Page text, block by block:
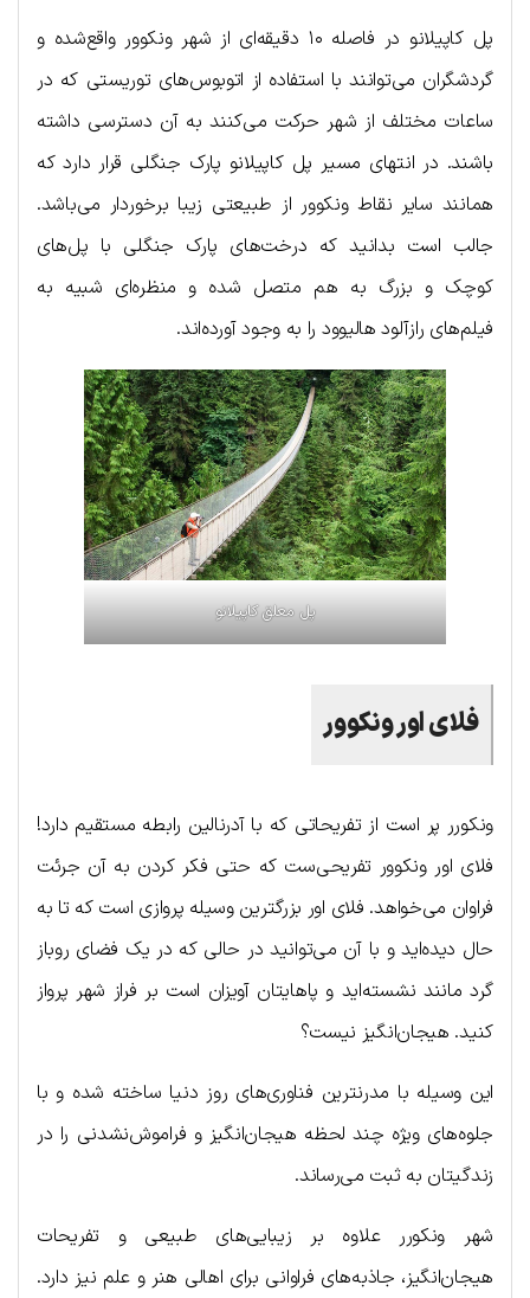
پل کاپیلانو در فاصله ۱۰ دقیقه‌ای از شهر ونکوور واقع‌شده و
گردشگران می‌توانند با استفاده از اتوبوس‌های توریستی که در
ساعات مختلف از شهر حرکت می‌کنند به آن دسترسی داشته
باشند. در انتهای مسیر پل کاپیلانو پارک جنگلی قرار دارد که
همانند سایر نقاط ونکوور از طبیعتی زیبا برخوردار می‌باشد.
جالب است بدانید که درخت‌های پارک جنگلی با پل‌های
کوچک و بزرگ به هم متصل شده و منظره‌ای شبیه به
فیلم‌های رازآلود هالیوود را به وجود آورده‌اند.
پل معلق کاپیلانو
فلای اور ونکوور
ونکورر پر است از تفریحاتی که با آدرنالین رابطه مستقیم دارد!
فلای اور ونکوور تفریحی‌ست که حتی فکر کردن به آن جرئت
فراوان می‌خواهد. فلای اور بزرگترین وسیله پروازی است که تا به
حال دیده‌اید و با آن می‌توانید در حالی که در یک فضای روباز
گرد مانند نشسته‌اید و پاهایتان آویزان است بر فراز شهر پرواز
کنید. هیجان‌انگیز نیست؟
این وسیله با مدرنترین فناوری‌های روز دنیا ساخته شده و با
جلوه‌های ویژه چند لحظه هیجان‌انگیز و فراموش‌نشدنی را در
زندگیتان به ثبت می‌رساند.
شهر ونکورر علاوه بر زیبایی‌های طبیعی و تفریحات
هیجان‌انگیز، جاذبه‌های فراوانی برای اهالی هنر و علم نیز دارد.